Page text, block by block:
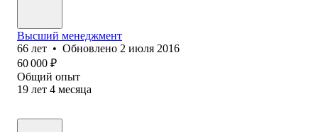
Высший менеджмент
66 лет • Обновлено 2 июля 2016
60 000 ₽
Общий опыт
19 лет 4 месяца